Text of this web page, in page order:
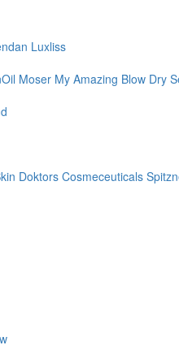
Luxliss
Moser My Amazing Blow Dry
Doktors Cosmeceuticals